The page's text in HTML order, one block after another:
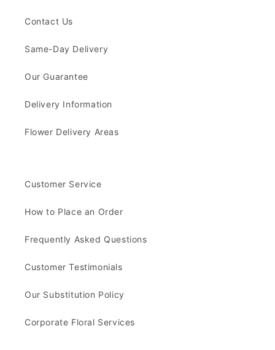
Contact Us
Same-Day Delivery
Our Guarantee
Delivery Information
Flower Delivery Areas
Customer Service
How to Place an Order
Frequently Asked Questions
Customer Testimonials
Our Substitution Policy
Corporate Floral Services